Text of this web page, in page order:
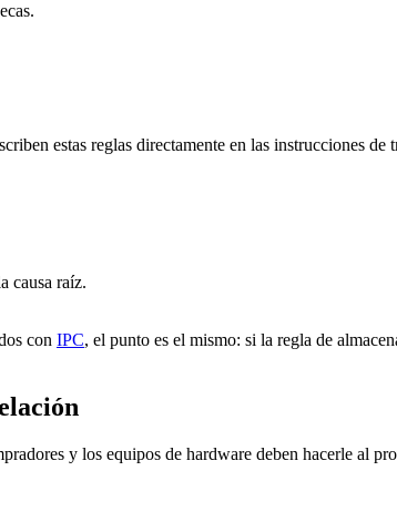
estas reglas directamente en las instrucciones de
causa raíz.
con IPC, el punto es el mismo: si la regla de
y los equipos de hardware deben hacerle al